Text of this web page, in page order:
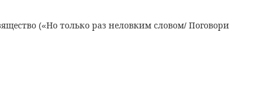
(«Но только раз неловким словом/ Поговори